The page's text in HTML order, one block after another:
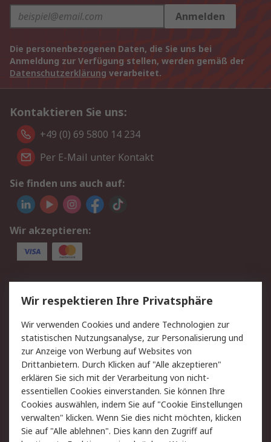
Anmelden
Die personenbezogenen Daten, die Sie uns bei
Anmeldung zur Verfügung stellen, werden gemäß der
Datenschutzerklärung verarbeitet.
Kontaktieren Sie uns:
+49 (0) 69 5800 14 234
Per E-Mail unter Kontakt
Sie finden uns auch auf:
Wir akzeptieren:
Service
Value Added Services
Lieferlösungen
Rücksendungen
Kontakt
Hilfe
Privatkunden
Rechtliches
AGB
Datenschutz
Cookie-Richtlinie
Zahlungsbedingungen
Copyright/Impressum
Entsorgung
Wir respektieren Ihre Privatsphäre
Wir verwenden Cookies und andere Technologien zur
statistischen Nutzungsanalyse, zur Personalisierung und
zur Anzeige von Werbung auf Websites von
Drittanbietern. Durch Klicken auf "Alle akzeptieren"
erklären Sie sich mit der Verarbeitung von nicht-
essentiellen Cookies einverstanden. Sie können Ihre
Cookies auswählen, indem Sie auf "Cookie Einstellungen
verwalten" klicken. Wenn Sie dies nicht möchten, klicken
Sie auf "Alle ablehnen". Dies kann den Zugriff auf